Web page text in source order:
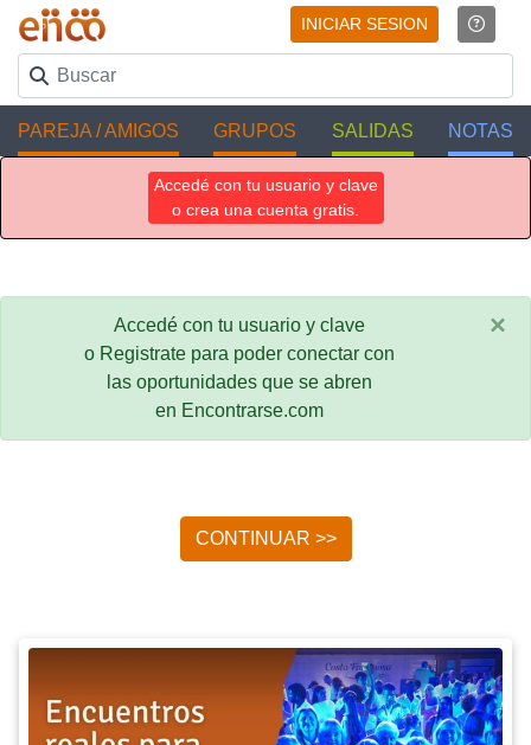
INICIAR SESION
PAREJA / AMIGOS GRUPOS SALIDAS NOTAS
Accedé con tu usuario y clave
o crea una cuenta gratis.
Accedé con tu usuario y clave
o Registrate para poder conectar con
las oportunidades que se abren
en Encontrarse.com
×
CONTINUAR >>